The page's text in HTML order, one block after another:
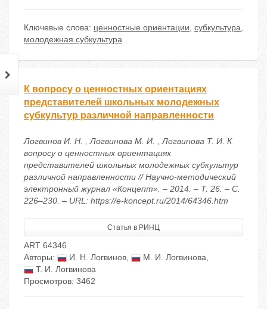
Ключевые слова: ценностные ориентации, субкультура,
молодежная субкультура
К вопросу о ценностных ориентациях
представителей школьных молодежных
субкультур различной направленности
Логвинов И. Н. , Логвинова М. И. , Логвинова Т. И. К
вопросу о ценностных ориентациях
представителей школьных молодежных субкультур
различной направленности // Научно-методический
электронный журнал «Концепт». – 2014. – Т. 26. – С.
226–230. – URL: https://e-koncept.ru/2014/64346.htm
Статья в РИНЦ
ART 64346
Авторы:
И. Н. Логвинов, М. И. Логвинова,
Т. И. Логвинова
Просмотров: 3462